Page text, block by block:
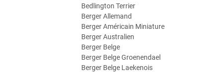
Bedlington Terrier
Berger Allemand
Berger Américain Miniature
Berger Australien
Berger Belge
Berger Belge Groenendael
Berger Belge Laekenois